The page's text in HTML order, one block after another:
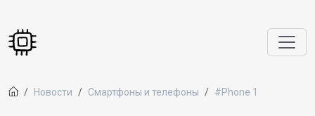
Новости Смартфоны и телефоны #Phone 1